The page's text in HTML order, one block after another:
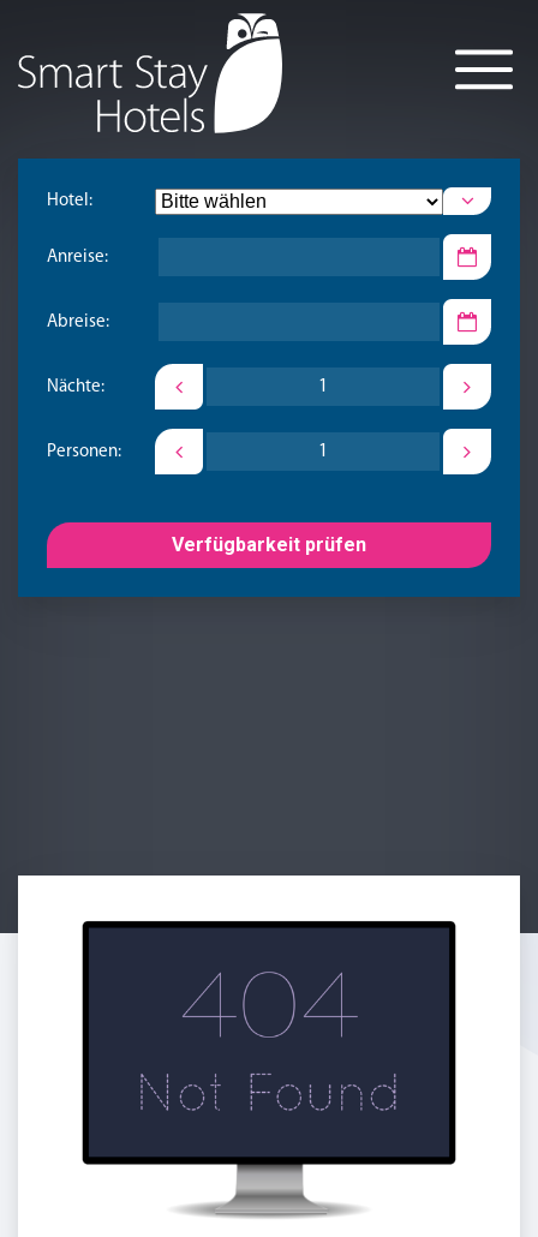
Hotel:
Anreise:
Abreise:
Nächte:
Personen:
Verfügbarkeit prüfen